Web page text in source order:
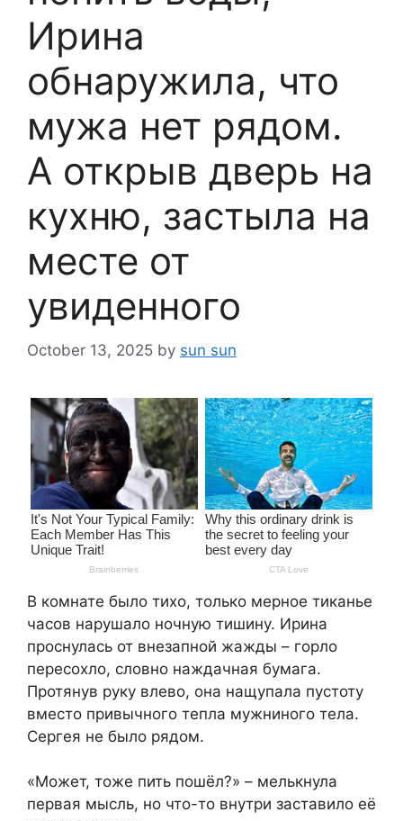
Ирина
обнаружила, что
мужа нет рядом.
А открыв дверь на
кухню, застыла на
месте от
увиденного
October 13, 2025 by sun sun
В комнате было тихо, только мерное тиканье
часов нарушало ночную тишину. Ирина
проснулась от внезапной жажды – горло
пересохло, словно наждачная бумага.
Протянув руку влево, она нащупала пустоту
вместо привычного тепла мужниного тела.
Сергея не было рядом.
«Может, тоже пить пошёл?» – мелькнула
первая мысль, но что-то внутри заставило её